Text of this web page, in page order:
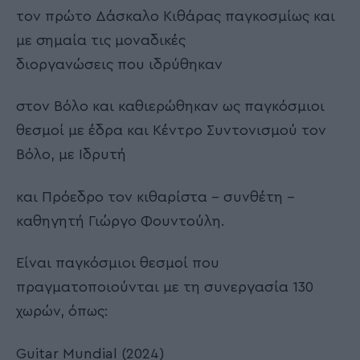
τον πρώτο Δάσκαλο Κιθάρας παγκοσμίως και
με σημαία τις μοναδικές
διοργανώσεις που ιδρύθηκαν
στον Βόλο και καθιερώθηκαν ως παγκόσμιοι
θεσμοί με έδρα και Κέντρο Συντονισμού τον
Βόλο, με Ιδρυτή
και Πρόεδρο τον κιθαρίστα – συνθέτη –
καθηγητή Γιώργο Φουντούλη.
Είναι παγκόσμιοι θεσμοί που
πραγματοποιούνται με τη συνεργασία 130
χωρών, όπως:
Guitar Mundial (2024)